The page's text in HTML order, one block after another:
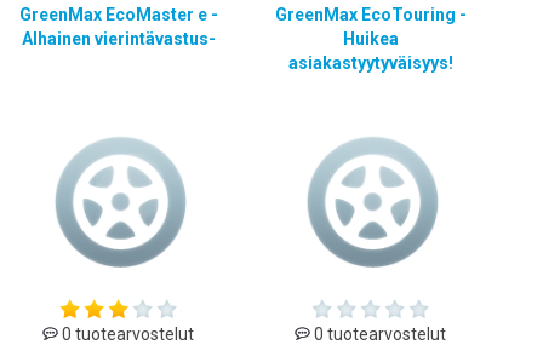
GreenMax EcoMaster e -
Alhainen vierintävastus-
GreenMax EcoTouring -
Huikea
asiakastyytyväisyys!
0 tuotearvostelut
0 tuotearvostelut